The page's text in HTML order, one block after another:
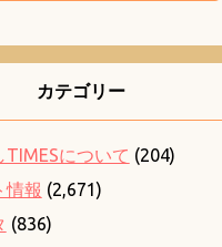
カテゴリー
TIMESについて (204)
情報 (2,671)
(836)